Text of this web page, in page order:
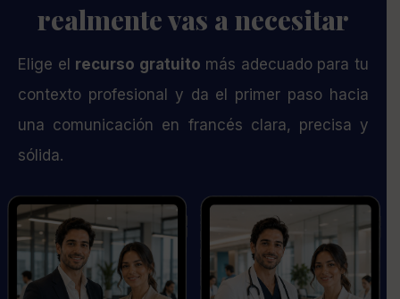
realmente vas a necesitar
Elige el recurso gratuito más adecuado para tu
contexto profesional y da el primer paso hacia
una comunicación en francés clara, precisa y
sólida.